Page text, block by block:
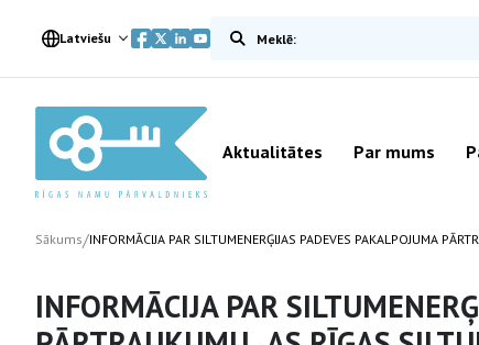
Latviešu Meklēt vietnē
Aktualitātes Par mums
Sākums/INFORMĀCIJA PAR SILTUMENERĢIJAS PADEVES PAKALPOJUMA
INFORMĀCIJA PAR